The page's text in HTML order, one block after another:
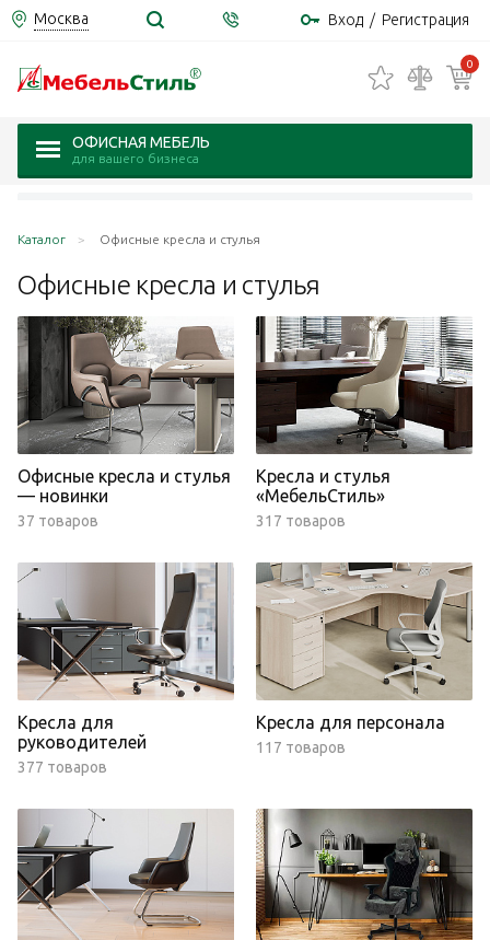
Москва Вход / Регистрация
0
ОФИСНАЯ МЕБЕЛЬ
для вашего бизнеса
Каталог Офисные кресла и стулья
Офисные кресла и стулья
Офисные кресла и стулья
— новинки
37 товаров
Кресла и стулья
«МебельСтиль»
317 товаров
Кресла для
руководителей
377 товаров
Кресла для персонала
117 товаров